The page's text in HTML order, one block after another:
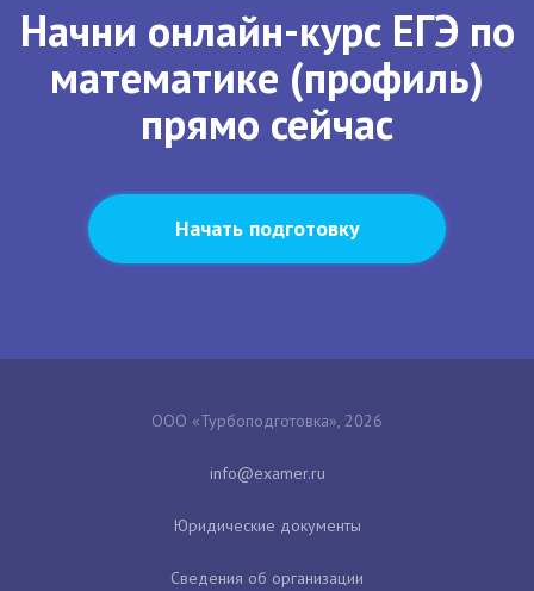
Начни онлайн-курс ЕГЭ по
математике (профиль)
прямо сейчас
Начать подготовку
ООО «Турбоподготовка», 2026
Юридические документы
Сведения об организации